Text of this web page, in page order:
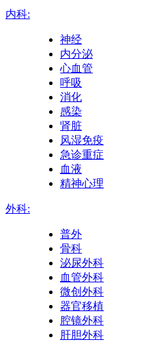
内科:
神经
内分泌
心血管
呼吸
消化
感染
肾脏
风湿免疫
急诊重症
血液
精神心理
外科:
普外
骨科
泌尿外科
血管外科
微创外科
器官移植
腔镜外科
肝胆外科